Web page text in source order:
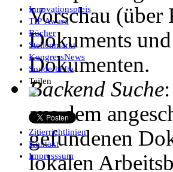
Innovationspreis
TIP Award
Bücher
Stellenmarkt
KongressNews
Sonderhefte
Teilen
Zitierrichtlinien
Kontakt
Impresssum
Vorschau
Dokuments
Dokumenten.
Backend Suche
aus dem
gefundenen
lokalen